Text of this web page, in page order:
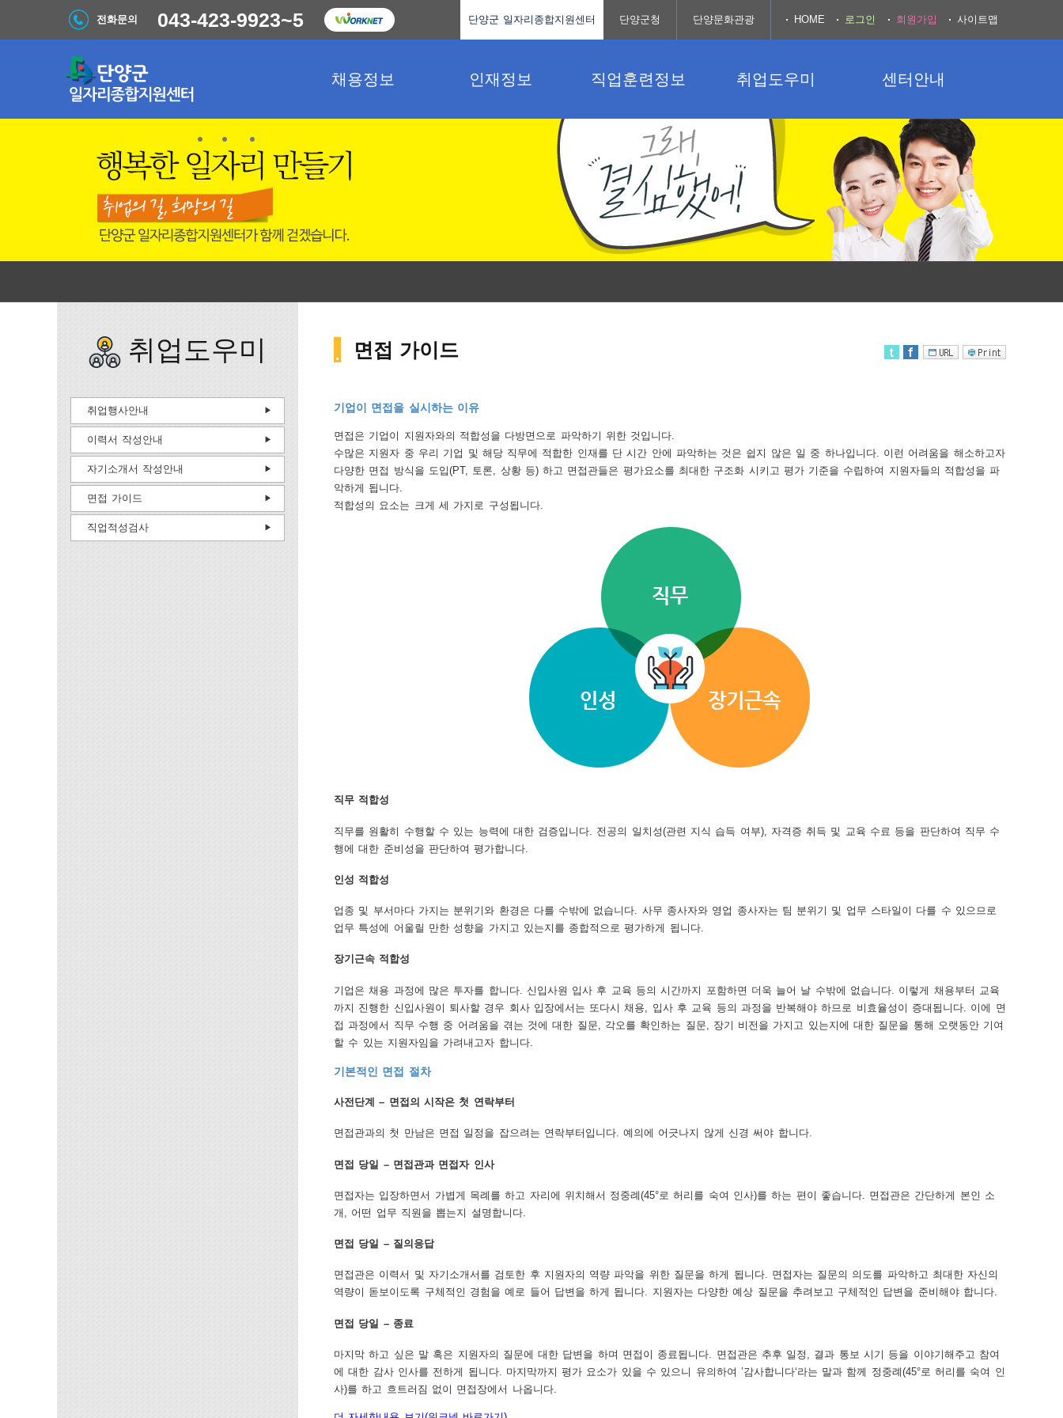
채용정보 인재정보 직업훈련정보 취업도우미 센터안내
전화문의 043-423-9923~5 단양군 일자리종합지원센터 단양군청 단양문화관광 HOME 로그인 회원가입 사이트맵
면접 가이드
기업이 면접을 실시하는 이유
면접은 기업이 지원자와의 적합성을 다방면으로 파악하기 위한 것입니다.
수많은 지원자 중 우리 기업 및 해당 직무에 적합한 인재를 단 시간 안에 파악하는 것은 쉽지 않은 일 중 하나입니다. 이런 어려움을 해소하고자
다양한 면접 방식을 도입(PT, 토론, 상황 등) 하고 면접관들은 평가요소를 최대한 구조화 시키고 평가 기준을 수립하여 지원자들의 적합성을 파
악하게 됩니다.
적합성의 요소는 크게 세 가지로 구성됩니다.
직무 적합성
직무를 원활히 수행할 수 있는 능력에 대한 검증입니다. 전공의 일치성(관련 지식 습득 여부), 자격증 취득 및 교육 수료 등을 판단하여 직무 수
행에 대한 준비성을 판단하여 평가합니다.
인성 적합성
업종 및 부서마다 가지는 분위기와 환경은 다를 수밖에 없습니다. 사무 종사자와 영업 종사자는 팀 분위기 및 업무 스타일이 다를 수 있으므로
업무 특성에 어울릴 만한 성향을 가지고 있는지를 종합적으로 평가하게 됩니다.
장기근속 적합성
기업은 채용 과정에 많은 투자를 합니다. 신입사원 입사 후 교육 등의 시간까지 포함하면 더욱 늘어 날 수밖에 없습니다. 이렇게 채용부터 교육
까지 진행한 신입사원이 퇴사할 경우 회사 입장에서는 또다시 채용, 입사 후 교육 등의 과정을 반복해야 하므로 비효율성이 증대됩니다. 이에 면
접 과정에서 직무 수행 중 어려움을 겪는 것에 대한 질문, 각오를 확인하는 질문, 장기 비전을 가지고 있는지에 대한 질문을 통해 오랫동안 기여
할 수 있는 지원자임을 가려내고자 합니다.
기본적인 면접 절차
사전단계 – 면접의 시작은 첫 연락부터
면접관과의 첫 만남은 면접 일정을 잡으려는 연락부터입니다. 예의에 어긋나지 않게 신경 써야 합니다.
면접 당일 – 면접관과 면접자 인사
면접자는 입장하면서 가볍게 목례를 하고 자리에 위치해서 정중례(45°로 허리를 숙여 인사)를 하는 편이 좋습니다. 면접관은 간단하게 본인 소
개, 어떤 업무 직원을 뽑는지 설명합니다.
면접 당일 – 질의응답
면접관은 이력서 및 자기소개서를 검토한 후 지원자의 역량 파악을 위한 질문을 하게 됩니다. 면접자는 질문의 의도를 파악하고 최대한 자신의
역량이 돋보이도록 구체적인 경험을 예로 들어 답변을 하게 됩니다. 지원자는 다양한 예상 질문을 추려보고 구체적인 답변을 준비해야 합니다.
면접 당일 – 종료
마지막 하고 싶은 말 혹은 지원자의 질문에 대한 답변을 하며 면접이 종료됩니다. 면접관은 추후 일정, 결과 통보 시기 등을 이야기해주고 참여
에 대한 감사 인사를 전하게 됩니다. 마지막까지 평가 요소가 있을 수 있으니 유의하여 ’감사합니다‘라는 말과 함께 정중례(45°로 허리를 숙여 인
사)를 하고 흐트러짐 없이 면접장에서 나옵니다.
취업도우미
취업행사안내
이력서 작성안내
자기소개서 작성안내
면접 가이드
직업적성검사